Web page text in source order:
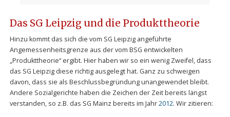
Das SG Leipzig und die Produkttheorie
Hinzu kommt das sich die vom SG Leipzig angeführte
Angemessenheitsgrenze aus der vom BSG entwickelten
„Produkttheorie“ ergibt. Hier haben wir so ein wenig Zweifel, dass
das SG Leipzig diese richtig ausgelegt hat. Ganz zu schweigen
davon, dass sie als Beschlussbegründung unangewendet bleibt.
Andere Sozialgerichte haben die Zeichen der Zeit bereits längst
verstanden, so z.B. das SG Mainz bereits im Jahr2012. Wir zitieren: